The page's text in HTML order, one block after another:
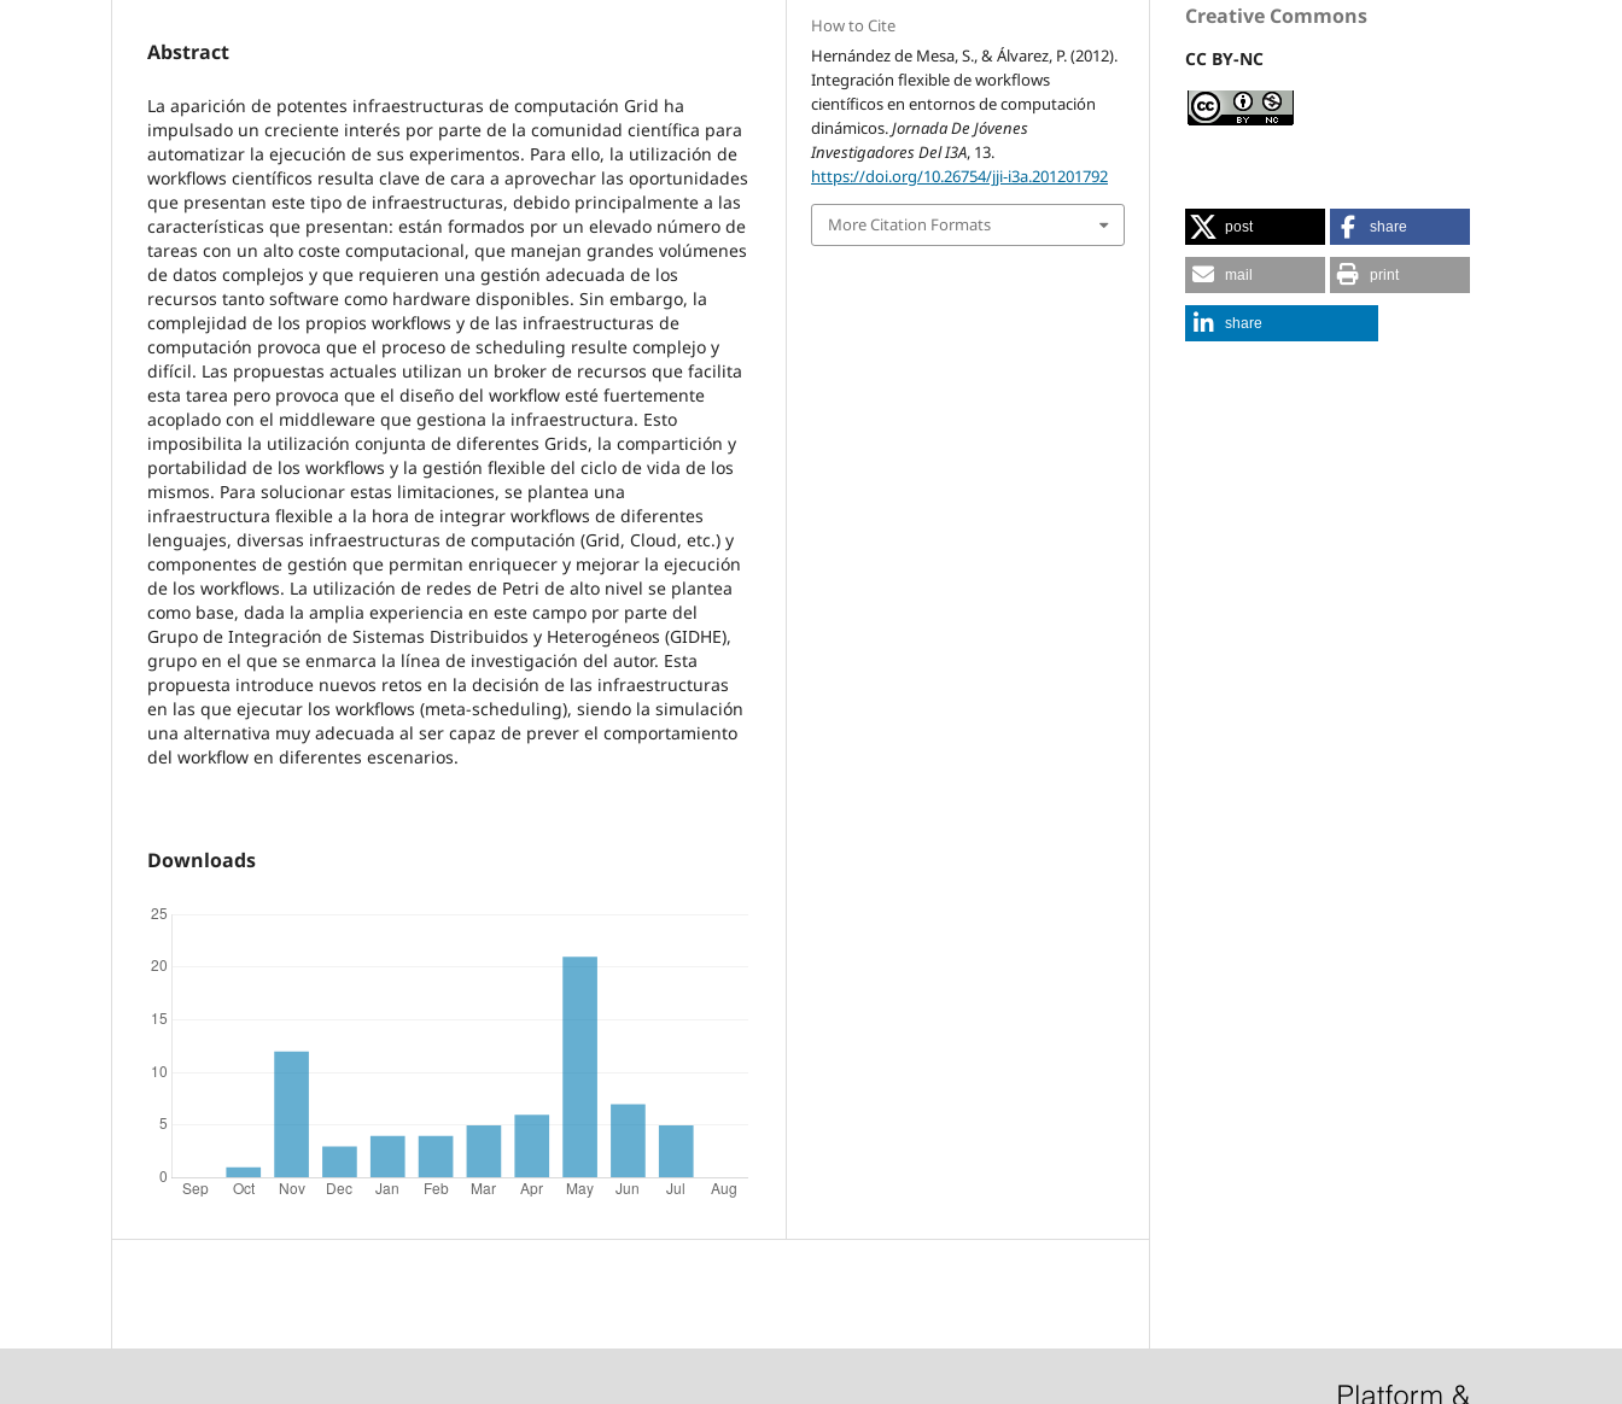
Abstract
La aparición de potentes infraestructuras de computación Grid ha
impulsado un creciente interés por parte de la comunidad científica para
automatizar la ejecución de sus experimentos. Para ello, la utilización de
workflows científicos resulta clave de cara a aprovechar las oportunidades
que presentan este tipo de infraestructuras, debido principalmente a las
características que presentan: están formados por un elevado número de
tareas con un alto coste computacional, que manejan grandes volúmenes
de datos complejos y que requieren una gestión adecuada de los
recursos tanto software como hardware disponibles. Sin embargo, la
complejidad de los propios workflows y de las infraestructuras de
computación provoca que el proceso de scheduling resulte complejo y
difícil. Las propuestas actuales utilizan un broker de recursos que facilita
esta tarea pero provoca que el diseño del workflow esté fuertemente
acoplado con el middleware que gestiona la infraestructura. Esto
imposibilita la utilización conjunta de diferentes Grids, la compartición y
portabilidad de los workflows y la gestión flexible del ciclo de vida de los
mismos. Para solucionar estas limitaciones, se plantea una
infraestructura flexible a la hora de integrar workflows de diferentes
lenguajes, diversas infraestructuras de computación (Grid, Cloud, etc.) y
componentes de gestión que permitan enriquecer y mejorar la ejecución
de los workflows. La utilización de redes de Petri de alto nivel se plantea
como base, dada la amplia experiencia en este campo por parte del
Grupo de Integración de Sistemas Distribuidos y Heterogéneos (GIDHE),
grupo en el que se enmarca la línea de investigación del autor. Esta
propuesta introduce nuevos retos en la decisión de las infraestructuras
en las que ejecutar los workflows (meta-scheduling), siendo la simulación
una alternativa muy adecuada al ser capaz de prever el comportamiento
del workflow en diferentes escenarios.
Downloads
How to Cite
Hernández de Mesa, S., & Álvarez, P. (2012).
Integración flexible de workflows
científicos en entornos de computación
dinámicos.Jornada De Jóvenes
Investigadores Del I3A, 13.
https://doi.org/10.26754/jji-i3a.201201792
More Citation Formats
Creative Commons
CC BY-NC
post share
mail print
share